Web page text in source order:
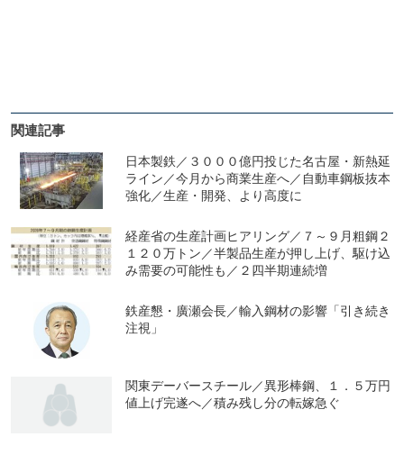
関連記事
日本製鉄／３０００億円投じた名古屋・新熱延
ライン／今月から商業生産へ／自動車鋼板抜本
強化／生産・開発、より高度に
経産省の生産計画ヒアリング／７～９月粗鋼２
１２０万トン／半製品生産が押し上げ、駆け込
み需要の可能性も／２四半期連続増
鉄産懇・廣瀬会長／輸入鋼材の影響「引き続き
注視」
関東デーバースチール／異形棒鋼、１．５万円
値上げ完遂へ／積み残し分の転嫁急ぐ